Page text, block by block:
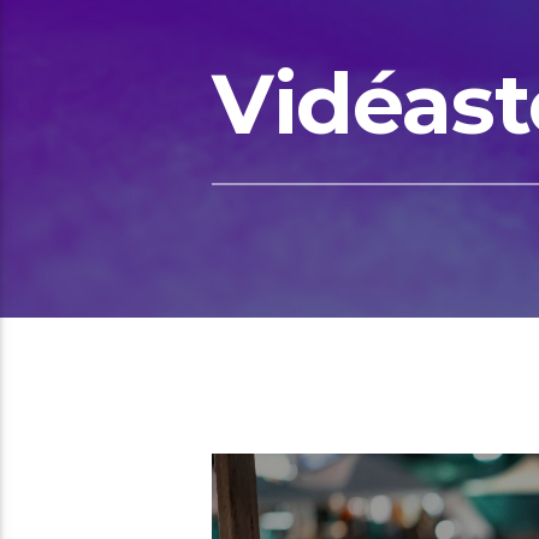
00:47 READ TIME